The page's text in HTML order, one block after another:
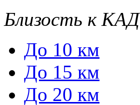
Близость к КАД
До 10 км
До 15 км
До 20 км